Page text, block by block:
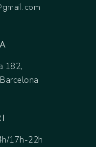
182,
17h-22h